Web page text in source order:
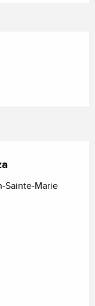
Sainte-Marie